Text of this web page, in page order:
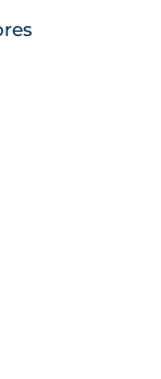
selon les